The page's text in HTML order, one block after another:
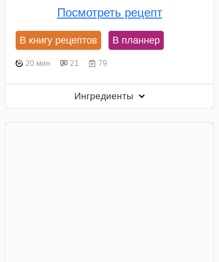
Посмотреть рецепт
В книгу рецептов В планнер
20 мин 21 79
Ингредиенты